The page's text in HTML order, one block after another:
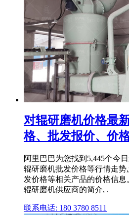
对辊研磨机价格最
格、批发报价、价
阿里巴巴为您找到5,445个今
辊研磨机批发价格等行情走
发价格等相关产品的价格信
辊研磨机供应商的简介, .
联系电话: 180 3780 8511